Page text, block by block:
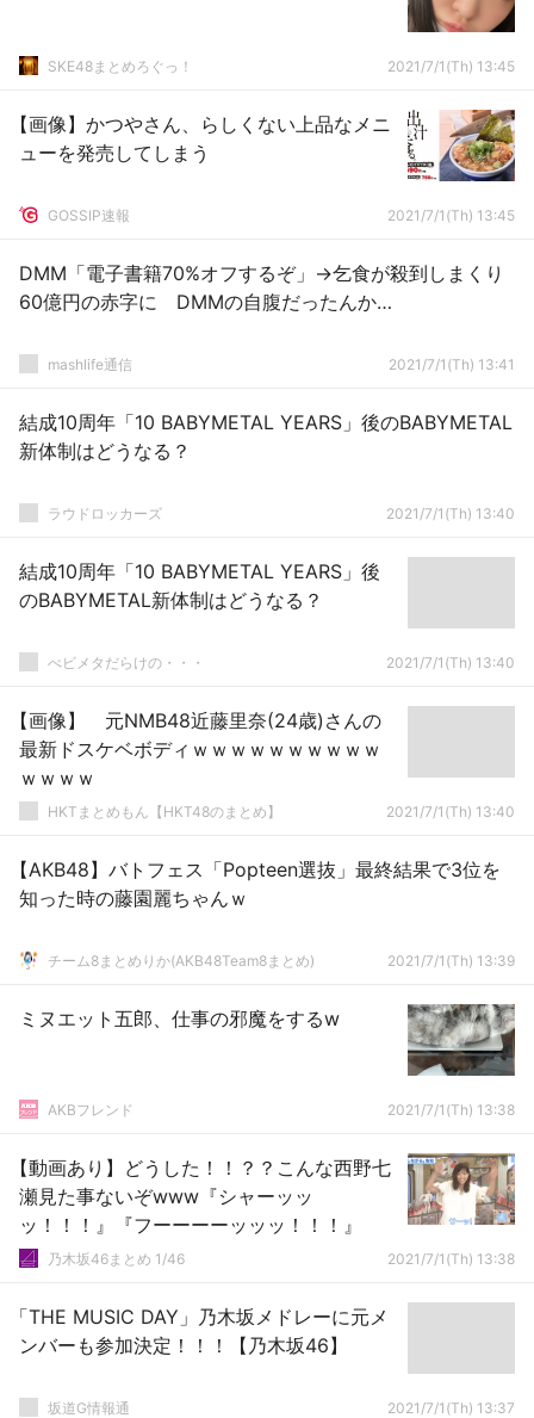
SKE48まとめろぐっ！ 2021/7/1(Th) 13:45
【画像】かつやさん、らしくない上品なメニ
ューを発売してしまう
GOSSIP速報 2021/7/1(Th) 13:45
DMM「電子書籍70%オフするぞ」→乞食が殺到しまくり
60億円の赤字に DMMの自腹だったんか…
mashlife通信 2021/7/1(Th) 13:41
結成10周年「10 BABYMETAL YEARS」後のBABYMETAL
新体制はどうなる？
ラウドロッカーズ 2021/7/1(Th) 13:40
結成10周年「10 BABYMETAL YEARS」後
のBABYMETAL新体制はどうなる？
べビメタだらけの・・・ 2021/7/1(Th) 13:40
【画像】 元NMB48近藤里奈(24歳)さんの
最新ドスケベボディｗｗｗｗｗｗｗｗｗｗ
ｗｗｗｗ
HKTまとめもん【HKT48のまとめ】 2021/7/1(Th) 13:40
【AKB48】バトフェス「Popteen選抜」最終結果で3位を
知った時の藤園麗ちゃんｗ
チーム8まとめりか(AKB48Team8まとめ) 2021/7/1(Th) 13:39
ミヌエット五郎、仕事の邪魔をするw
AKBフレンド 2021/7/1(Th) 13:38
【動画あり】どうした！！？？こんな西野七
瀬見た事ないぞwww『シャーッッ
ッ！！！』『フーーーーッッッ！！！』
乃木坂46まとめ 1/46 2021/7/1(Th) 13:38
「THE MUSIC DAY」乃木坂メドレーに元メ
ンバーも参加決定！！！【乃木坂46】
坂道G情報通 2021/7/1(Th) 13:37